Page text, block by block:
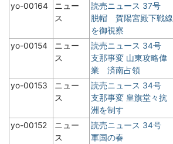
yo-00164
ニュー
ス
読売ニュース 37号
脱帽 賀陽宮殿下戦線
を御視察
yo-00154
ニュー
ス
読売ニュース 34号
支那事変 山東攻略偉
業 済南占領
yo-00153
ニュー
ス
読売ニュース 34号
支那事変 皇旗堂々抗
洲を制す
yo-00152
ニュー
ス
読売ニュース 34号
軍国の春